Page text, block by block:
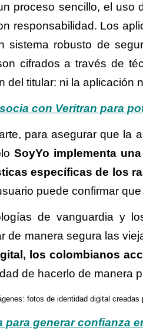
proceso sencillo, el uso
responsabilidad. Los
sistema robusto de
cifrados a través de
del titular: ni la aplicación
con Veritran para
para asegurar que la
SoyYo implementa
específicas de los
puede confirmar
de vanguardia y
de manera segura las
los colombianos
de hacerlo de manera
fotos de identidad digital creadas
para generar confianza